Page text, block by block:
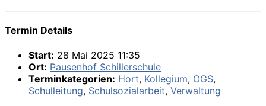
Termin Details
Start: 28 Mai 2025 11:35
Ort: Pausenhof Schillerschule
Terminkategorien: Hort, Kollegium, OGS,
Schulleitung, Schulsozialarbeit, Verwaltung